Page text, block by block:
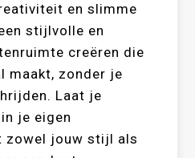
en slimme
stijlvolle en
creëren die
maakt, zonder je
Laat je
je eigen
zowel jouw stijl als